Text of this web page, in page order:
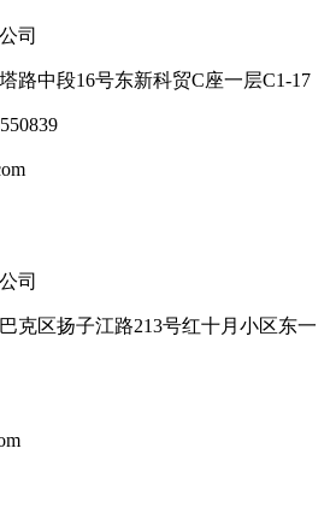
司
路中段16号东新科贸C座一层C1-17
司
克区扬子江路213号红十月小区东一